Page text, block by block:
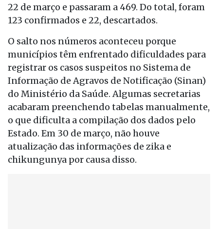
22 de março e passaram a 469. Do total, foram
123 confirmados e 22, descartados.
O salto nos números aconteceu porque
municípios têm enfrentado dificuldades para
registrar os casos suspeitos no Sistema de
Informação de Agravos de Notificação (Sinan)
do Ministério da Saúde. Algumas secretarias
acabaram preenchendo tabelas manualmente,
o que dificulta a compilação dos dados pelo
Estado. Em 30 de março, não houve
atualização das informações de zika e
chikungunya por causa disso.